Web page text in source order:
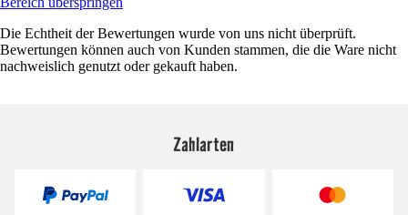
Die Echtheit der Bewertungen wurde von uns nicht überprüft.
Bewertungen können auch von Kunden stammen, die die Ware nicht
nachweislich genutzt oder gekauft haben.
Zahlarten